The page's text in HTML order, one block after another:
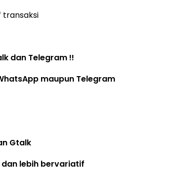
transaksi
dan Telegram !!
maupun Telegram
Gtalk
lebih bervariatif